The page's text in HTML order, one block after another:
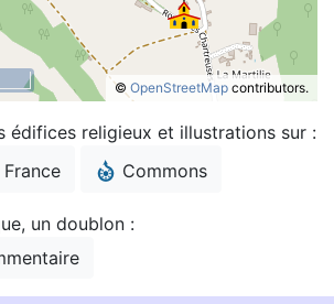
© OpenStreetMap contributors.
édifices religieux et illustrations sur :
Commons
un doublon :